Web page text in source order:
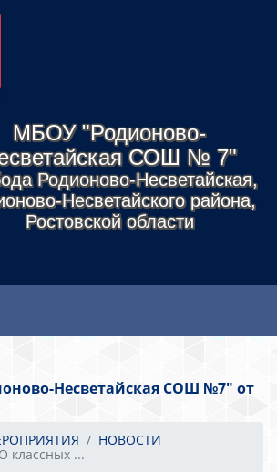
МБОУ "Родионово-
СОШ № 7"
Родионово-Несветайская,
Несветайского района,
Ростовской области
Несветайская СОШ №7" от
НОВОСТИ
классных ...